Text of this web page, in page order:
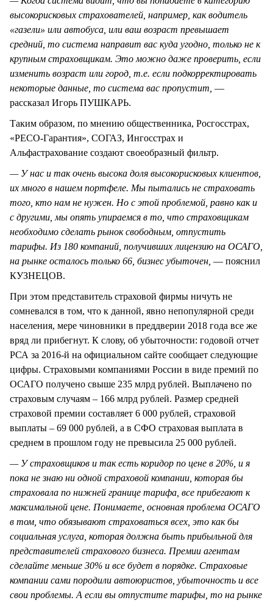
высокорисковых страхователей, например, как водитель
«газели» или автобуса, или ваш возраст превышает
средний, то система направит вас куда угодно, только не к
крупным страховщикам. Это можно даже проверить, если
изменить возраст или город, т.е. если подкорректировать
некоторые данные, то система вас пропустит, —
рассказал Игорь ПУШКАРЬ.
Таким образом, по мнению общественника, Росгосстрах,
«РЕСО-Гарантия», СОГАЗ, Ингосстрах и
Альфастрахование создают своеобразный фильтр.
— У нас и так очень высока доля высокорисковых клиентов,
их много в нашем портфеле. Мы пытались не страховать
того, кто нам не нужен. Но с этой проблемой, равно как и
с другими, мы опять упираемся в то, что страховщикам
необходимо сделать рынок свободным, отпустить
тарифы. Из 180 компаний, получивших лицензию на ОСАГО,
на рынке осталось только 66, бизнес убыточен, — пояснил
КУЗНЕЦОВ.
При этом представитель страховой фирмы ничуть не
сомневался в том, что к данной, явно непопулярной среди
населения, мере чиновники в преддверии 2018 года все же
вряд ли прибегнут. К слову, об убыточности: годовой отчет
РСА за 2016-й на официальном сайте сообщает следующие
цифры. Страховыми компаниями России в виде премий по
ОСАГО получено свыше 235 млрд рублей. Выплачено по
страховым случаям – 166 млрд рублей. Размер средней
страховой премии составляет 6 000 рублей, страховой
выплаты – 69 000 рублей, а в СФО страховая выплата в
среднем в прошлом году не превысила 25 000 рублей.
— У страховщиков и так есть коридор по цене в 20%, и я
пока не знаю ни одной страховой компании, которая бы
страховала по нижней границе тарифа, все прибегают к
максимальной цене. Понимаете, основная проблема ОСАГО
в том, что обязывают страховаться всех, это как бы
социальная услуга, которая должна быть прибыльной для
представителей страхового бизнеса. Премии агентам
сделайте меньше 30% и все будет в порядке. Страховые
компании сами породили автоюристов, убыточность и все
свои проблемы. А если вы отпустите тарифы, то на рынке